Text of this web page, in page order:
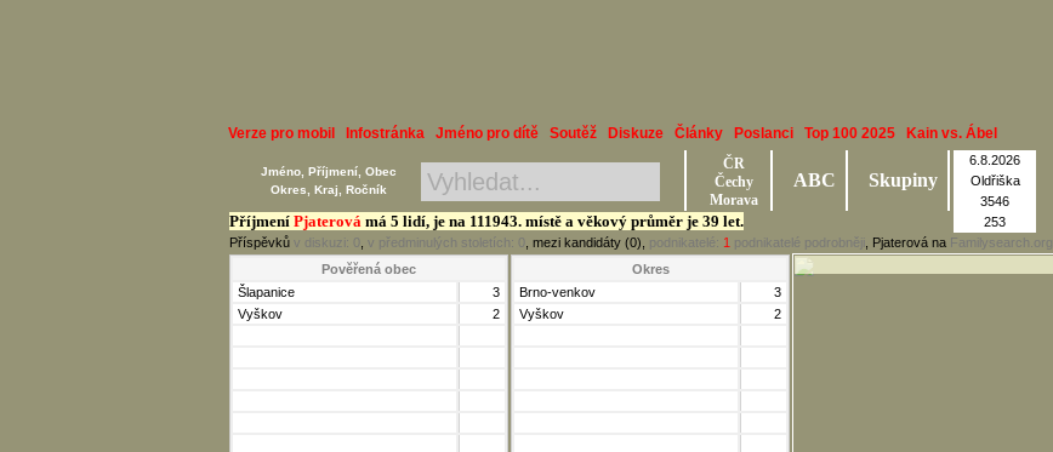
Verze pro mobil Infostránka Jméno pro dítě Soutěž Diskuze Články Poslanci Top 100 2025 Kain vs. Ábel
Příjmení Pjaterová má 5 lidí, je na 111943. místě a věkový průměr je 39 let.
Příspěvků v diskuzi: 0 v předminulých stoletích: 0 , mezi kandidáty (0), podnikatelé: 1 podnikatelé podrobněji , Pjaterová na Familysearch.org
Jméno, Příjmení, Obec
Okres, Kraj, Ročník
ČR
Čechy
Morava
ABC Skupiny
6.8.2026
Oldřiška
3546
253
Pověřená obec
Šlapanice
3
Vyškov
2
Okres
Brno-venkov
3
Vyškov
2